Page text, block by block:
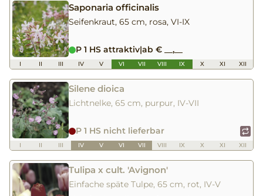
Saponaria officinalis
Seifenkraut, 65 cm, rosa, VI-IX
P 1 HS attraktiv|ab € __,__
I II III IV V VI VII VIII IX X XI XII
Silene dioica
Lichtnelke, 65 cm, purpur, IV-VII
P 1 HS nicht lieferbar
I II III IV V VI VII VIII IX X XI XII
Tulipa x cult. 'Avignon'
Einfache späte Tulpe, 65 cm, rot, IV-V